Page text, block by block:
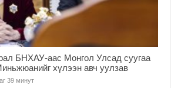
БНХАУ-аас Монгол Улсад суугаа
хүлээн авч уулзав
39 минут